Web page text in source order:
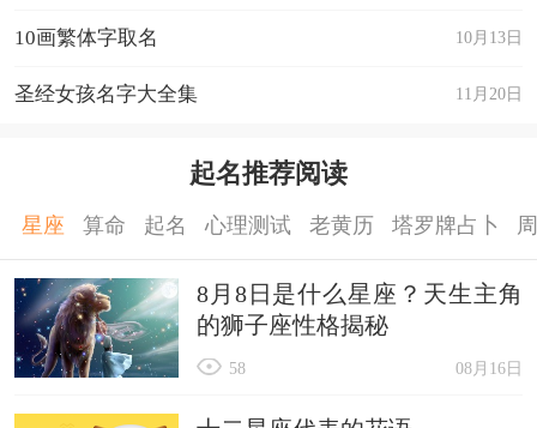
10月13日
10画繁体字取名
11月20日
圣经女孩名字大全集
起名推荐阅读
星座 算命 起名 心理测试 老黄历 塔罗牌占卜
8月8日是什么星座？天生主角
的狮子座性格揭秘
08月16日
58